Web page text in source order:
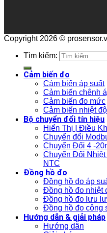
Copyright 2026 ©
Tìm kiếm:
Cảm biến đo
Cảm biến áp suất
Cảm biến chênh
Cảm biến đo mức
Cảm biến nhiệt độ
Bộ chuyển đổi tín hiệu
Hiển Thị | Điều
Chuyển đổi
Chuyển Đổi 4 -
Chuyển Đổi Nhiệt
NTC
Đồng hồ đo
Đồng hồ đo áp
Đồng hồ đo nhiệt
Đồng hồ đo lưu
Đồng hồ đo công
Hướng dẫn & giải pháp
Hướng dẫn